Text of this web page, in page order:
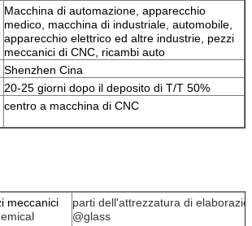
Macchina di automazione, apparecchio
medico, macchina di industriale, automobile,
apparecchio elettrico ed altre industrie, pezzi
meccanici di CNC, ricambi auto
Shenzhen Cina
20-25 giorni dopo il deposito di T/T 50%
centro a macchina di CNC
meccanici
parti dell'attrezzatura di
@glass